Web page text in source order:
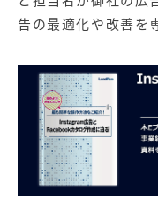
告の最適化や改善を